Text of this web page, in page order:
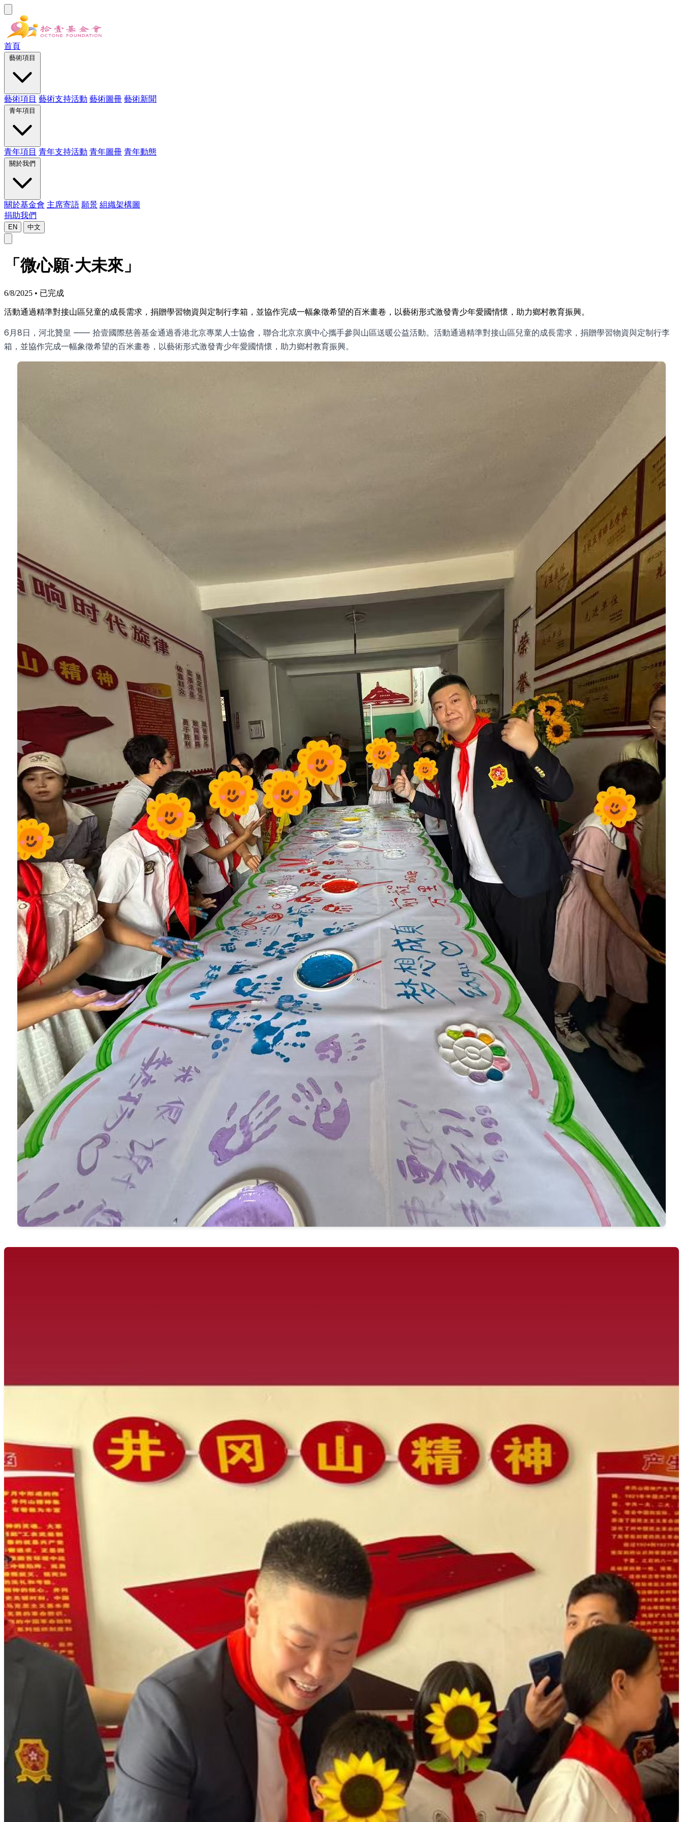
首頁
藝術項目 藝術支持活動 藝術圖冊 藝術新聞
青年項目 青年支持活動 青年圖冊 青年動態
關於基金會 主席寄語 願景 組織架構圖
捐助我們
EN 中文
「微心願·大未來」
6/8/2025 • 已完成
活動通過精準對接山區兒童的成長需求，捐贈學習物資與定制行李箱，並協作完成一幅象徵希望的百米畫卷，以藝術形式激發青少年愛國情懷，助力鄉村教育振興。
6月8日，河北贊皇 —— 拾壹國際慈善基金通過香港北京專業人士協會，聯合北京京廣中心攜手參與山區送暖公益活動。活動通過精準對接山區兒童的成長需求，捐贈學習物資與定制行李
箱，並協作完成一幅象徵希望的百米畫卷，以藝術形式激發青少年愛國情懷，助力鄉村教育振興。